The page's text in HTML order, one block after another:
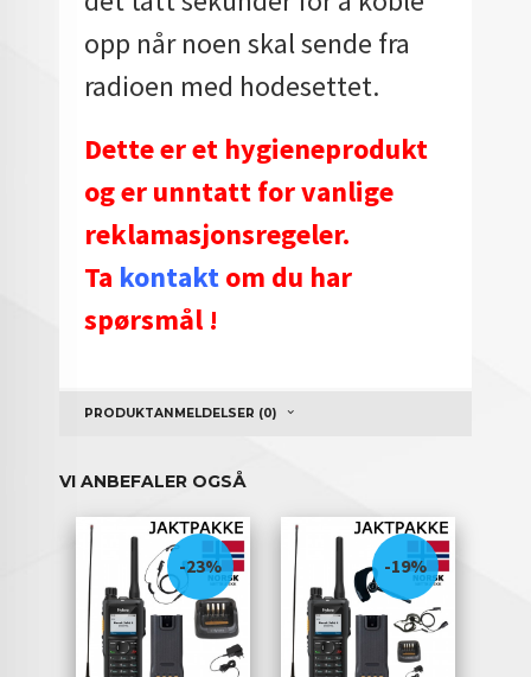
opp når noen skal sende fra
radioen med hodesettet.
Dette er et hygieneprodukt
og er unntatt for vanlige
reklamasjonsregeler.
Ta kontaktom du har
spørsmål !
PRODUKTANMELDELSER (0)
VI ANBEFALER OGSÅ
-23% -19%